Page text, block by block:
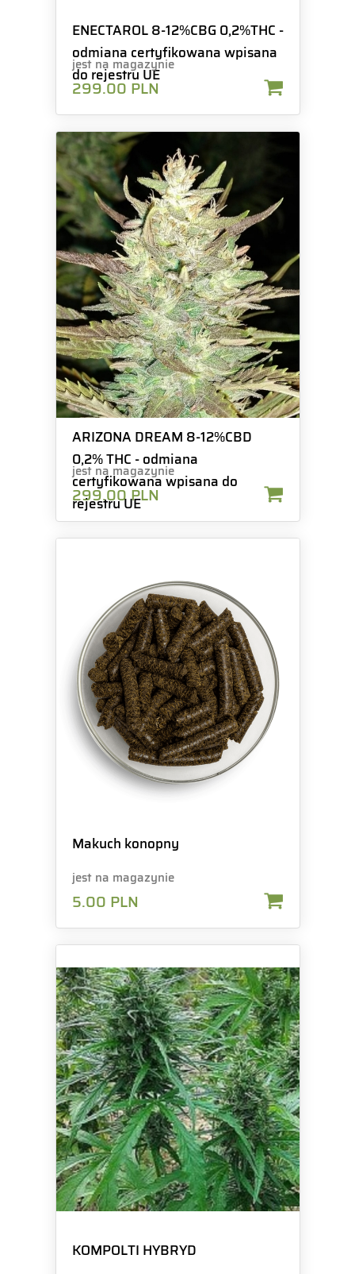
ENECTAROL 8-12%CBG 0,2%THC -
odmiana certyfikowana wpisana
do rejestru UE
jest na magazynie
299.00 PLN
ARIZONA DREAM 8-12%CBD
0,2% THC - odmiana
certyfikowana wpisana do
rejestru UE
jest na magazynie
299.00PLN
Makuch konopny
jest na magazynie
5.00 PLN
KOMPOLTI HYBRYD